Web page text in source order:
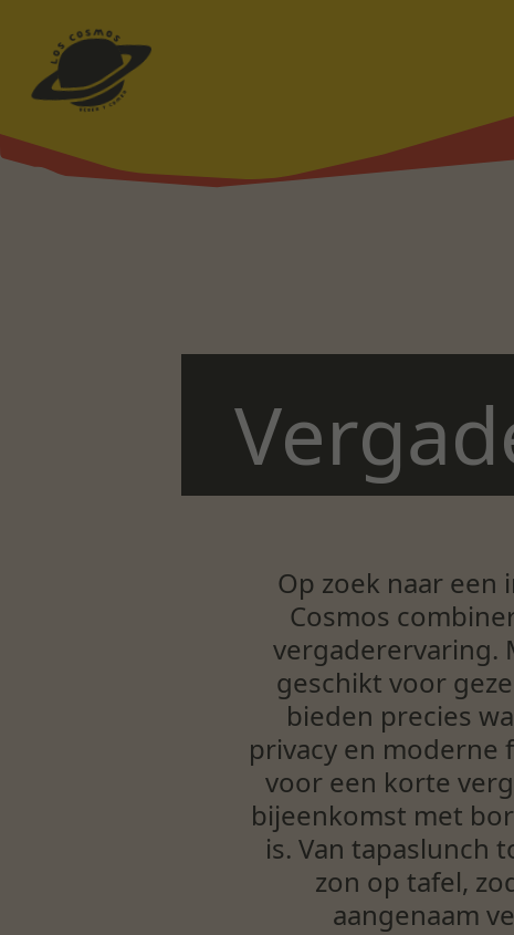
Op zoek naar een
Cosmos
vergaderervaring.
geschikt voor
bieden precies
privacy en moderne
voor een korte
bijeenkomst met
is. Van
zon op tafel,
aangenaam